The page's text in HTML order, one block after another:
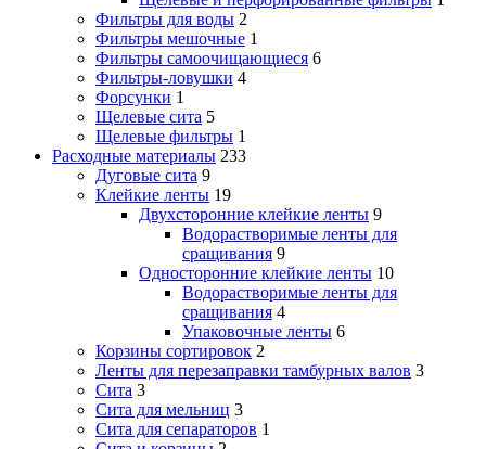
Фильтры для воды 2
Фильтры мешочные 1
Фильтры самоочищающиеся 6
Фильтры-ловушки 4
Форсунки 1
Щелевые сита 5
Щелевые фильтры 1
Расходные материалы 233
Дуговые сита 9
Клейкие ленты 19
Двухсторонние клейкие ленты 9
Водорастворимые ленты для
сращивания 9
Односторонние клейкие ленты 10
Водорастворимые ленты для
сращивания 4
Упаковочные ленты 6
Корзины сортировок 2
Ленты для перезаправки тамбурных валов 3
Сита 3
Сита для мельниц 3
Сита для сепараторов 1